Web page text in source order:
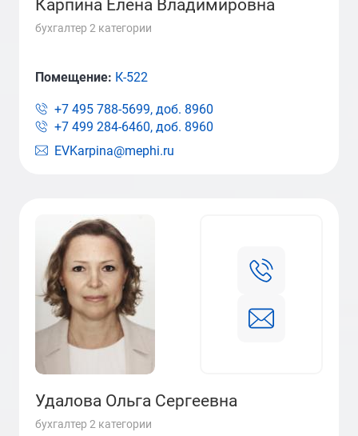
Карпина Елена Владимировна
бухгалтер 2 категории
EVKarpina@mephi.ru
Помещение: К-522
+7 495 788-5699, доб. 8960
+7 499 284-6460, доб. 8960
Удалова Ольга Сергеевна
бухгалтер 2 категории